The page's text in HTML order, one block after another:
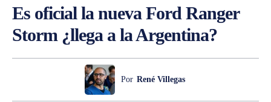
Es oficial la nueva Ford Ranger
Storm ¿llega a la Argentina?
Por René Villegas